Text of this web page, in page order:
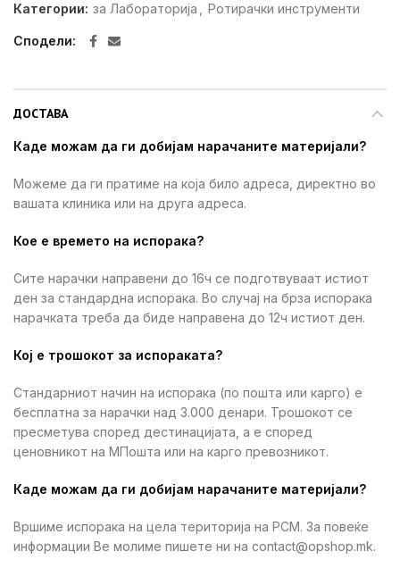
Категории: за Лабораторија Ротирачки инструменти
Сподели
ДОСТАВА
Каде можам да ги добијам нарачаните материјали?
Можеме да ги пратиме на која било адреса, директно во
вашата клиника или на друга адреса.
Кое е времето на испорака?
Сите нарачки направени до 16ч се подготвуваат истиот
ден за стандардна испорака. Во случај на брза испорака
нарачката треба да биде направена до 12ч истиот ден.
Кој е трошокот за испораката?
Стандарниот начин на испорака (по пошта или карго) е
бесплатна за нарачки над 3.000 денари. Трошокот се
пресметува според дестинацијата, а е според
ценовникот на МПошта или на карго превозникот.
Каде можам да ги добијам нарачаните материјали?
Вршиме испорака на цела територија на РСМ. За повеќе
информации Ве молиме пишете ни на contact@opshop.mk.